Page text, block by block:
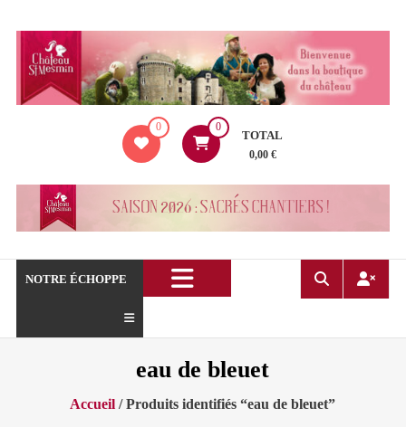
contenu
de
Mesmin
0 0
TOTAL
0,00 €
NOTRE ÉCHOPPE
eau de bleuet
Accueil / Produits identifiés “eau de bleuet”